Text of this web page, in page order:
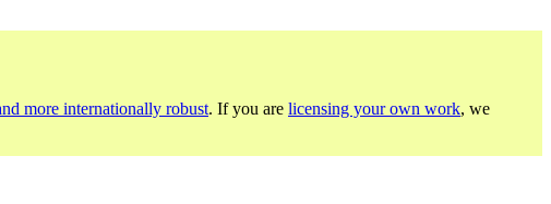
more internationally robust. If you are licensing your own work, we